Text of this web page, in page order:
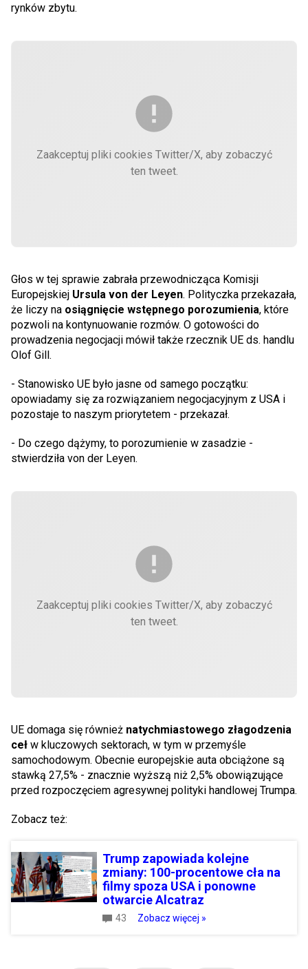
rynków zbytu.
Zaakceptuj pliki cookies Twitter/X, aby zobaczyć
ten tweet.
Głos w tej sprawie zabrała przewodnicząca Komisji
Europejskiej Ursula von der Leyen. Polityczka przekazała,
że liczy na osiągnięcie wstępnego porozumienia, które
pozwoli na kontynuowanie rozmów. O gotowości do
prowadzenia negocjacji mówił także rzecznik UE ds. handlu
Olof Gill.
- Stanowisko UE było jasne od samego początku:
opowiadamy się za rozwiązaniem negocjacyjnym z USA i
pozostaje to naszym priorytetem - przekazał.
- Do czego dążymy, to porozumienie w zasadzie -
stwierdziła von der Leyen.
Zaakceptuj pliki cookies Twitter/X, aby zobaczyć
ten tweet.
UE domaga się również natychmiastowego złagodzenia
ceł w kluczowych sektorach, w tym w przemyśle
samochodowym. Obecnie europejskie auta obciążone są
stawką 27,5% - znacznie wyższą niż 2,5% obowiązujące
przed rozpoczęciem agresywnej polityki handlowej Trumpa.
Zobacz też:
Trump zapowiada kolejne
zmiany: 100-procentowe cła na
filmy spoza USA i ponowne
otwarcie Alcatraz
43 Zobacz więcej »